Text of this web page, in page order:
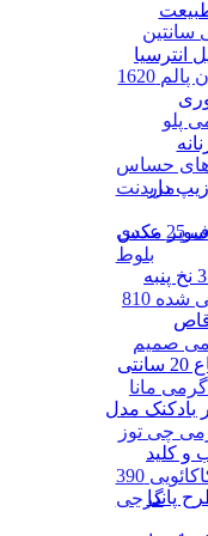
های حساس
مریدنت
چای کیسه ای بدون لفاف 25 عددی
بلوط
بیسکوییت کرم دار کاکائویی 390g
گرجی
انترسیا
دار
سوپر مکس
و کلید
پاندا